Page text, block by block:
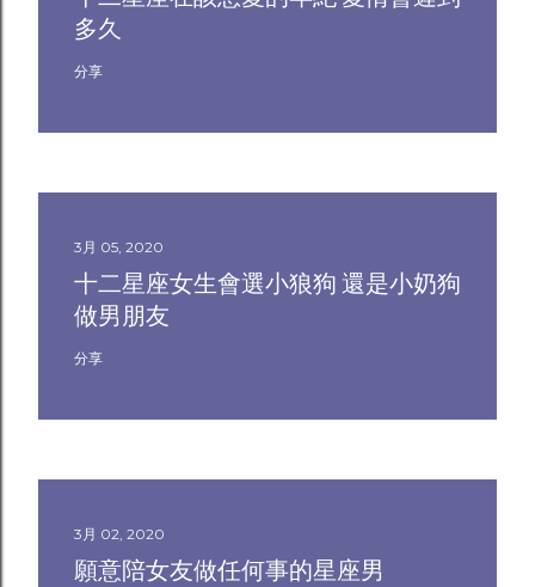
多久
分享
3月 05, 2020
十二星座女生會選小狼狗 還是小奶狗
做男朋友
分享
3月 02, 2020
願意陪女友做任何事的星座男